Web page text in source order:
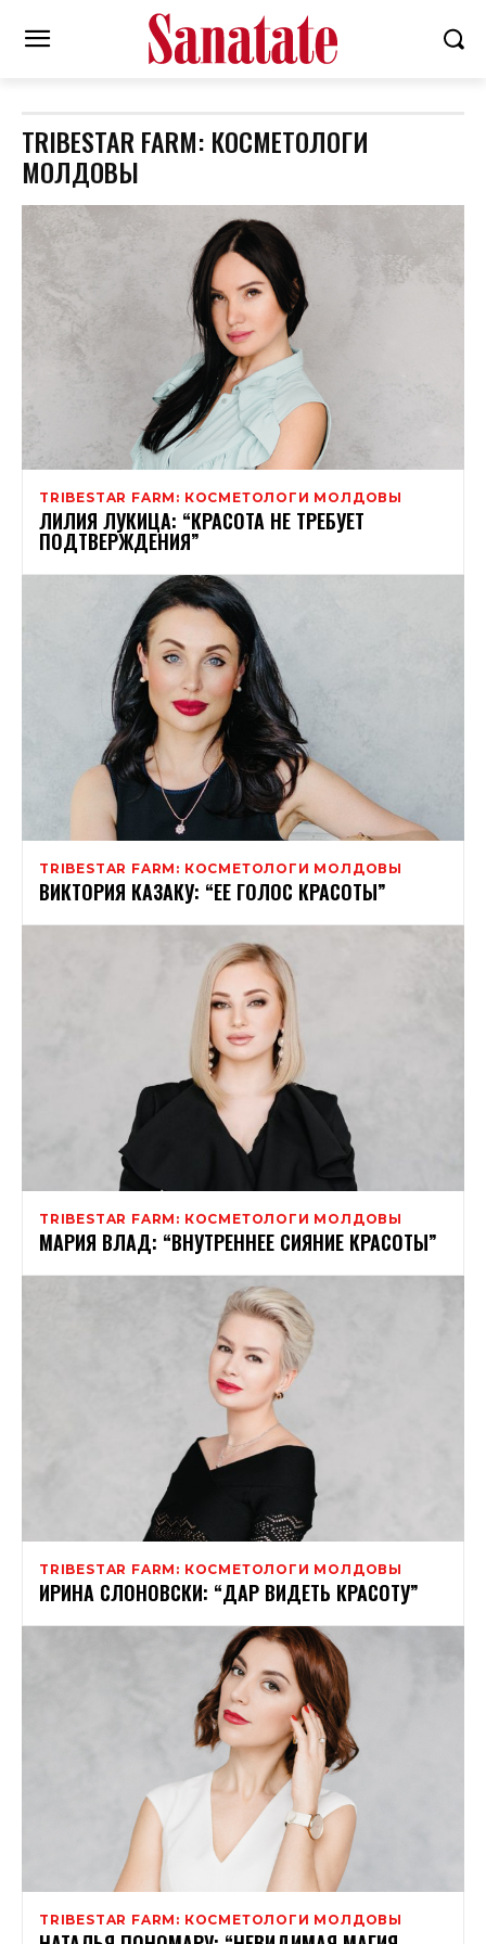
TRIBESTAR FARM: КОСМЕТОЛОГИ
МОЛДОВЫ
TRIBESTAR FARM: КОСМЕТОЛОГИ МОЛДОВЫ
ЛИЛИЯ ЛУКИЦА: “КРАСОТА НЕ ТРЕБУЕТ
ПОДТВЕРЖДЕНИЯ”
TRIBESTAR FARM: КОСМЕТОЛОГИ МОЛДОВЫ
ВИКТОРИЯ КАЗАКУ: “ЕЕ ГОЛОС КРАСОТЫ”
TRIBESTAR FARM: КОСМЕТОЛОГИ МОЛДОВЫ
МАРИЯ ВЛАД: “ВНУТРЕННЕЕ СИЯНИЕ КРАСОТЫ”
TRIBESTAR FARM: КОСМЕТОЛОГИ МОЛДОВЫ
ИРИНА СЛОНОВСКИ: “ДАР ВИДЕТЬ КРАСОТУ”
TRIBESTAR FARM: КОСМЕТОЛОГИ МОЛДОВЫ